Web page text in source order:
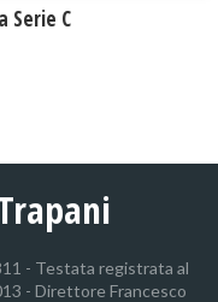
Serie C
- Testata registrata al
- Direttore Francesco